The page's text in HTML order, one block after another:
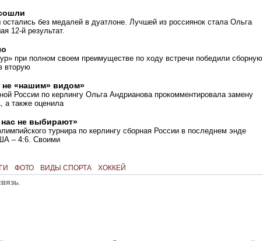
без медалей в дуатлоне. Лучшей из россиянок стала Ольга
12-й результат.
при полном своем преимуществе по ходу встречи победили сборную
вторую
не «нашим» видом»
России по керлингу Ольга Андрианова прокомментировала замену
а также оценила
не выбирают»
турнира по керлингу сборная России в последнем энде
– 4:6. Своими
ФОТО ВИДЫ СПОРТА ХОККЕЙ